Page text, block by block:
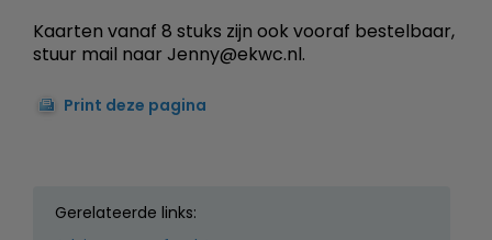
Kaarten vanaf 8 stuks zijn ook vooraf bestelbaar,
stuur mail naar Jenny@ekwc.nl.
Print deze pagina
Gerelateerde links: